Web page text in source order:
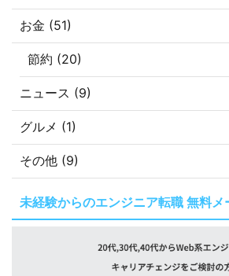
お金 (51)
節約 (20)
ニュース (9)
グルメ (1)
その他 (9)
未経験からのエンジニア転職 無料メ